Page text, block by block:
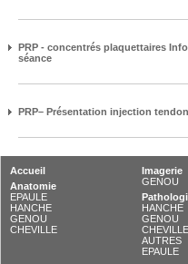
PRP - concentrés plaquettaires
séance
PRP– Présentation injection
Accueil
Anatomie
EPAULE
HANCHE
GENOU
CHEVILLE
Imagerie
GENOU
HANCHE
GENOU
CHEVILLE
AUTRES
EPAULE